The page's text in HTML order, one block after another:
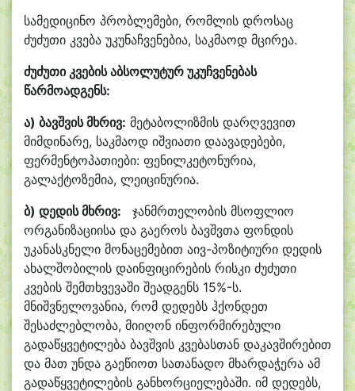
სამედიცინო პრობლემები, რომლის დროსაც
ძუძუთი კვება უკუნაჩვენებია, საკმაოდ მცირეა.
ძუძუთიკვების აბსოლუტურ უკუჩვენებას
წარმოადგენს:
ა) ბავშვისმხრივ: მეტაბოლიზმის დარღვევით
მიმდინარე, საკმაოდ იშვიათი დაავადებები,
ფერმენტოპათიები: ფენილკეტონურია,
გალაქტოზემია, ლეიცინურია.
ბ) დედისმხრივ:
ჯანმრთელობის მსოფლიო
ორგანიზაციისა და გაეროს ბავშვთა ფონდის
უკანასკნელი მონაცემებით აივ-პოზიტიური დედის
ახალშობილის დაინფიცირების რისკი ძუძუთი
კვების შემთხვევაში შეადგენს 15%-ს.
მნიშვნელოვანია, რომ დედებს ჰქონდეთ
შესაძლებლობა, მიიღონ ინფორმირებული
გადაწყვეტილება ბავშვის კვებასთან დაკავშირებით
და მათ უნდა გაეწიოთ სათანადო მხარდაჭერა ამ
გადაწყვეტილების განხორციელებაში. იმ დედებს,